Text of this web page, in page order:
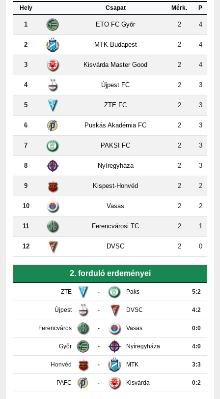
Hely Csapat Mérk. P
1 ETO FC Győr 2 4
2 MTK Budapest 2 4
3 Kisvárda Master Good 2 4
4 Újpest FC 2 3
5 ZTE FC 2 3
6 Puskás Akadémia FC 2 3
7 PAKSI FC 2 3
8 Nyíregyháza 2 3
9 Kispest-Honvéd 2 2
10 Vasas 2 2
11 Ferencvárosi TC 2 1
12 DVSC 2 0
2. forduló erdeményei
ZTE - Paks 5:2
Újpest - DVSC 4:2
Ferencváros - Vasas 0:0
Győr - Nyíregyháza 4:0
Honvéd - MTK 3:3
PAFC - Kisvárda 0:2